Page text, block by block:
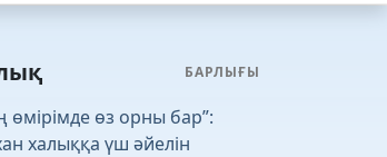
БАРЛЫҒЫ
өз орны бар”:
халыққа үш әйелін